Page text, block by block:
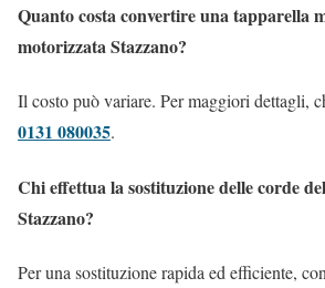
Quanto costa convertire una tapparella
motorizzata Stazzano?
Il costo può variare. Per maggiori dettagli,
0131 080035.
Chi effettua la sostituzione delle corde
Stazzano?
Per una sostituzione rapida ed efficiente,